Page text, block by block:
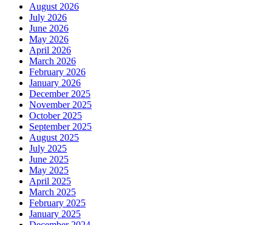
August 2026
July 2026
June 2026
May 2026
April 2026
March 2026
February 2026
January 2026
December 2025
November 2025
October 2025
September 2025
August 2025
July 2025
June 2025
May 2025
April 2025
March 2025
February 2025
January 2025